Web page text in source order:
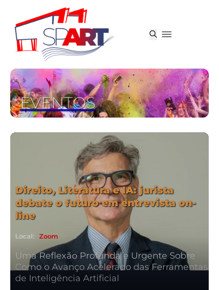
EVENTOS
Direito, Literatura e IA: jurista
debate o futuro em entrevista on-
line
Local: Zoom
Uma Reflexão Profunda e Urgente Sobre
Como o Avanço Acelerado das Ferramentas
de Inteligência Artificial